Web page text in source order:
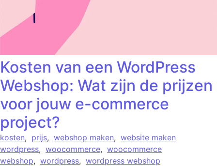
Kosten van een WordPress
Webshop: Wat zijn de prijzen
voor jouw e-commerce
project?
kosten, prijs, webshop maken, website maken
wordpress, woocommerce, woocommerce
webshop, wordpress, wordpress webshop